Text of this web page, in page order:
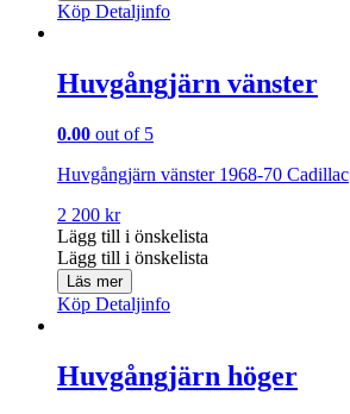
Köp Detaljinfo
Huvgångjärn vänster
0.00 out of 5
Huvgångjärn vänster 1968-70 Cadillac
2 200 kr
Lägg till i önskelista
Lägg till i önskelista
Läs mer
Köp Detaljinfo
Huvgångjärn höger